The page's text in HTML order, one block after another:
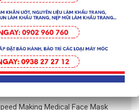
found matching your selection.
Making Medical Face Mask